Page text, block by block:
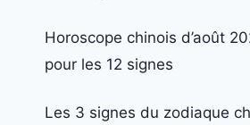
Horoscope chinois d’août
pour les 12 signes
Les 3 signes du zodiaque